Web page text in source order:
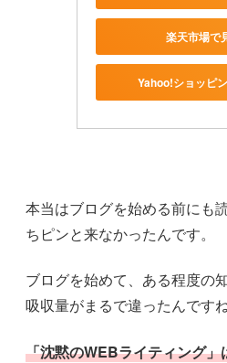
楽天市場で
Yahoo!ショッピ
本当はブログを始める前にも
ちピンと来なかったんです。
ブログを始めて、ある程度の
吸収量がまるで違ったんですね
「沈黙のWEBライティング